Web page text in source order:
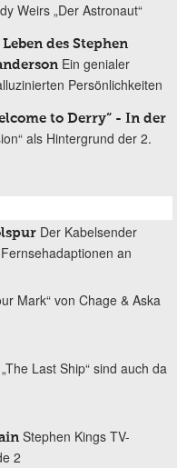
Weirs „Der Astronaut“
des Stephen
Ein genialer
Persönlichkeiten
to Derry“ - In der
als Hintergrund der 2.
Der Kabelsender
an
Mark“ von Chage & Aska
Last Ship“ sind auch da
Stephen Kings TV-
2